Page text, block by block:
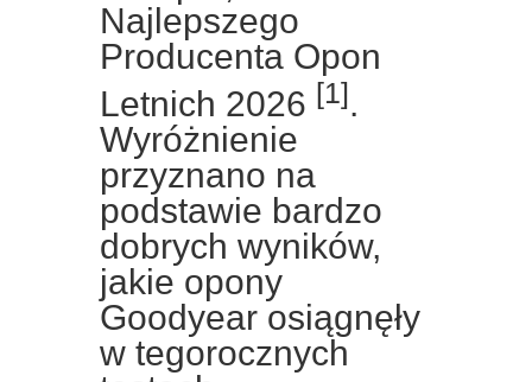
Najlepszego
Producenta Opon
Letnich 2026 [1].
Wyróżnienie
przyznano na
podstawie bardzo
dobrych wyników,
jakie opony
Goodyear osiągnęły
w tegorocznych